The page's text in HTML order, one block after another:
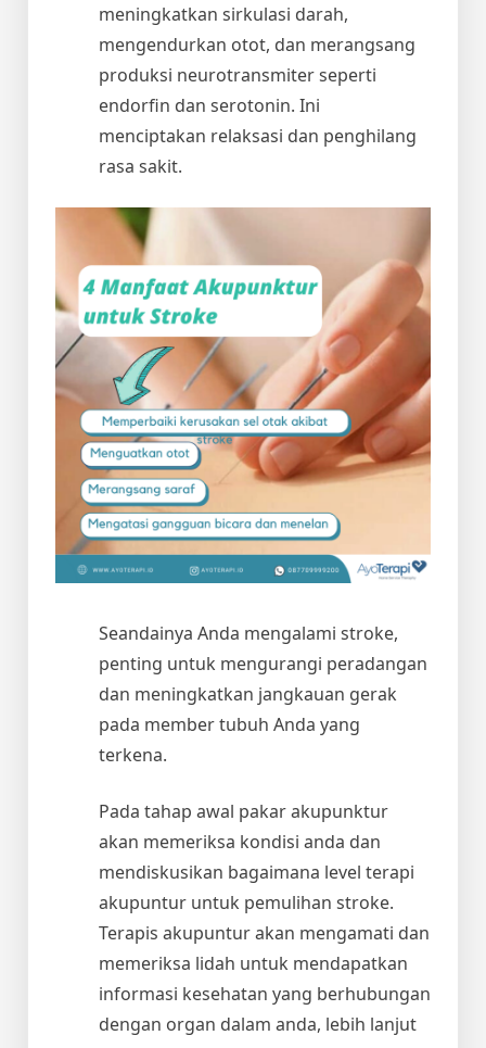
meningkatkan sirkulasi darah,
mengendurkan otot, dan merangsang
produksi neurotransmiter seperti
endorfin dan serotonin. Ini
menciptakan relaksasi dan penghilang
rasa sakit.
Seandainya Anda mengalami stroke,
penting untuk mengurangi peradangan
dan meningkatkan jangkauan gerak
pada member tubuh Anda yang
terkena.
Pada tahap awal pakar akupunktur
akan memeriksa kondisi anda dan
mendiskusikan bagaimana level terapi
akupuntur untuk pemulihan stroke.
Terapis akupuntur akan mengamati dan
memeriksa lidah untuk mendapatkan
informasi kesehatan yang berhubungan
dengan organ dalam anda, lebih lanjut